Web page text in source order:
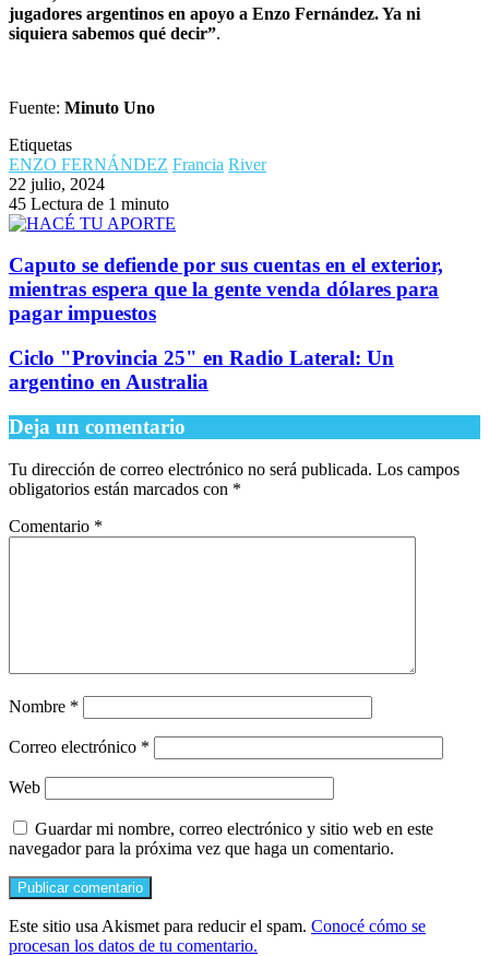
jugadores argentinos en apoyo a Enzo Fernández. Ya ni
siquiera sabemos qué decir”.
Fuente: Minuto Uno
Etiquetas
ENZO FERNÁNDEZ Francia River
22 julio, 2024
45 Lectura de 1 minuto
Caputo se defiende por sus cuentas en el exterior,
mientras espera que la gente venda dólares para
pagar impuestos
Ciclo "Provincia 25" en Radio Lateral: Un
argentino en Australia
Deja un comentario
Tu dirección de correo electrónico no será publicada. Los campos
obligatorios están marcados con *
Comentario *
Nombre *
Correo electrónico *
Web
Guardar mi nombre, correo electrónico y sitio web en este
navegador para la próxima vez que haga un comentario.
Este sitio usa Akismet para reducir el spam. Conocé cómo se
procesan los datos de tu comentario.